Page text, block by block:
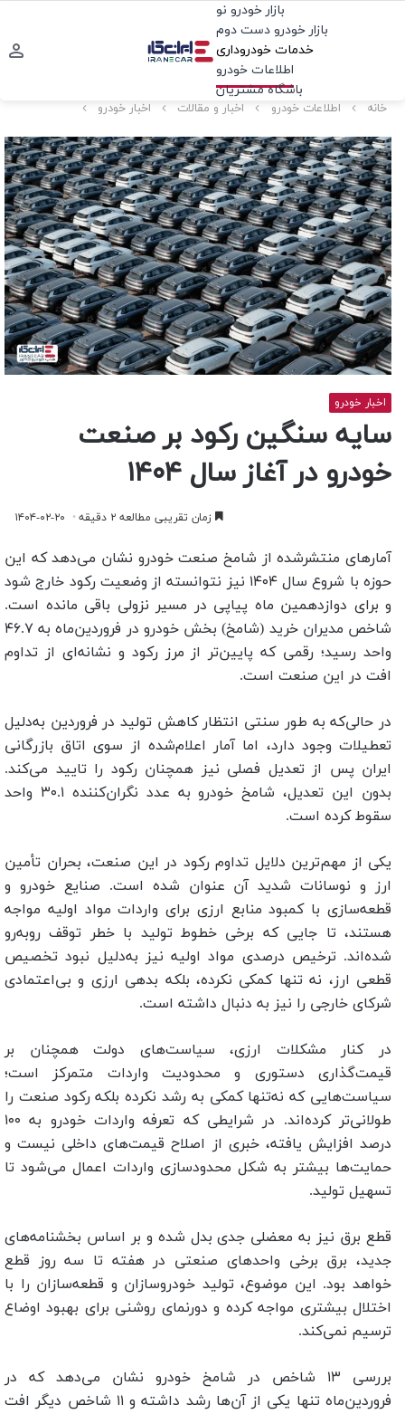
بازار خودرو نو
بازار خودرو دست دوم
خدمات خودروداری
اطلاعات خودرو
باشگاه مشتریان
خانه اطلاعات خودرو اخبار و مقالات اخبار خودرو
اخبار خودرو
سایه سنگین رکود بر صنعت
خودرو در آغاز سال ۱۴۰۴
۱۴۰۴-۰۲-۲۰ زمان تقریبی مطالعه ۲ دقیقه
آمارهای منتشرشده از شامخ صنعت خودرو نشان می‌دهد که این
حوزه با شروع سال ۱۴۰۴ نیز نتوانسته از وضعیت رکود خارج شود
و برای دوازدهمین ماه پیاپی در مسیر نزولی باقی مانده است.
شاخص مدیران خرید (شامخ) بخش خودرو در فروردین‌ماه به ۴۶.۷
واحد رسید؛ رقمی که پایین‌تر از مرز رکود و نشانه‌ای از تداوم
افت در این صنعت است.
در حالی‌که به طور سنتی انتظار کاهش تولید در فروردین به‌دلیل
تعطیلات وجود دارد، اما آمار اعلام‌شده از سوی اتاق بازرگانی
ایران پس از تعدیل فصلی نیز همچنان رکود را تایید می‌کند.
بدون این تعدیل، شامخ خودرو به عدد نگران‌کننده ۳۰.۱ واحد
سقوط کرده است.
یکی از مهم‌ترین دلایل تداوم رکود در این صنعت، بحران تأمین
ارز و نوسانات شدید آن عنوان شده است. صنایع خودرو و
قطعه‌سازی با کمبود منابع ارزی برای واردات مواد اولیه مواجه
هستند، تا جایی که برخی خطوط تولید با خطر توقف روبه‌رو
شده‌اند. ترخیص درصدی مواد اولیه نیز به‌دلیل نبود تخصیص
قطعی ارز، نه تنها کمکی نکرده، بلکه بدهی‌ ارزی و بی‌اعتمادی
شرکای خارجی را نیز به دنبال داشته است.
در کنار مشکلات ارزی، سیاست‌های دولت همچنان بر
قیمت‌گذاری دستوری و محدودیت واردات متمرکز است؛
سیاست‌هایی که نه‌تنها کمکی به رشد نکرده بلکه رکود صنعت را
طولانی‌تر کرده‌اند. در شرایطی که تعرفه واردات خودرو به ۱۰۰
درصد افزایش یافته، خبری از اصلاح قیمت‌های داخلی نیست و
حمایت‌ها بیشتر به شکل محدودسازی واردات اعمال می‌شود تا
تسهیل تولید.
قطع برق نیز به معضلی جدی بدل شده و بر اساس بخشنامه‌های
جدید، برق برخی واحدهای صنعتی در هفته تا سه روز قطع
خواهد بود. این موضوع، تولید خودروسازان و قطعه‌سازان را با
اختلال بیشتری مواجه کرده و دورنمای روشنی برای بهبود اوضاع
ترسیم نمی‌کند.
بررسی ۱۳ شاخص در شامخ خودرو نشان می‌دهد که در
فروردین‌ماه تنها یکی از آن‌ها رشد داشته و ۱۱ شاخص دیگر افت